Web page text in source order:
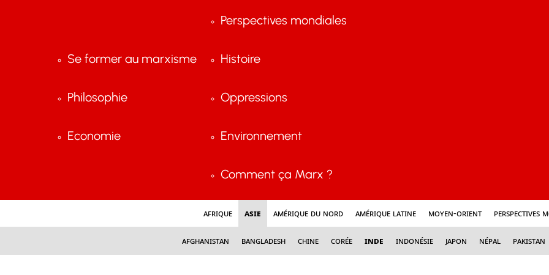
Perspectives mondiales
Se former au marxisme
Philosophie
Economie
Histoire
Oppressions
Environnement
Comment ça Marx ?
Afrique Asie Amérique du nord Amérique latine Moyen-Orient Perspectives
Afghanistan Bangladesh Chine Corée Inde Indonésie Japon Népal Pakistan